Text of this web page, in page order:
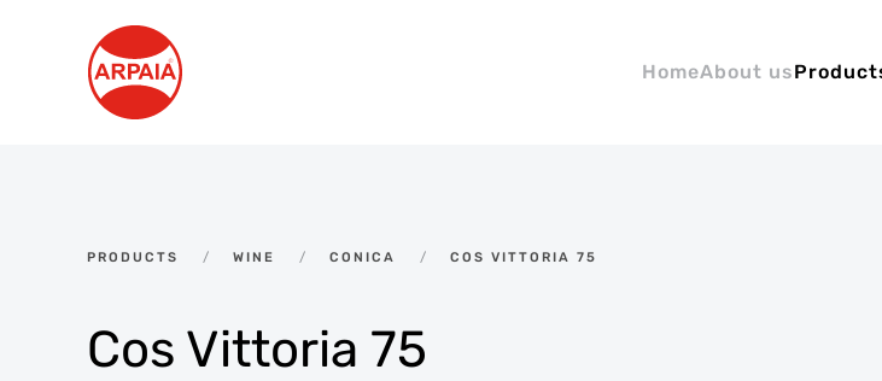
Skip to main content
HomeAbout us
PRODUCTS WINE CONICA COS VITTORIA 75
Cos Vittoria 75